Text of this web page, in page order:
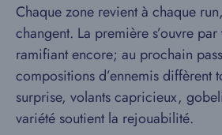
Chaque zone revient à chaque
changent. La première s’ouvre
ramifiant encore; au prochain
compositions d’ennemis diffèrent
surprise, volants capricieux,
variété soutient la rejouabilité.